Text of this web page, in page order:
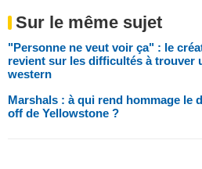
Sur le même sujet
"Personne ne veut voir ça" : le
revient sur les difficultés à trouver
western
Marshals : à qui rend hommage le
off de Yellowstone ?